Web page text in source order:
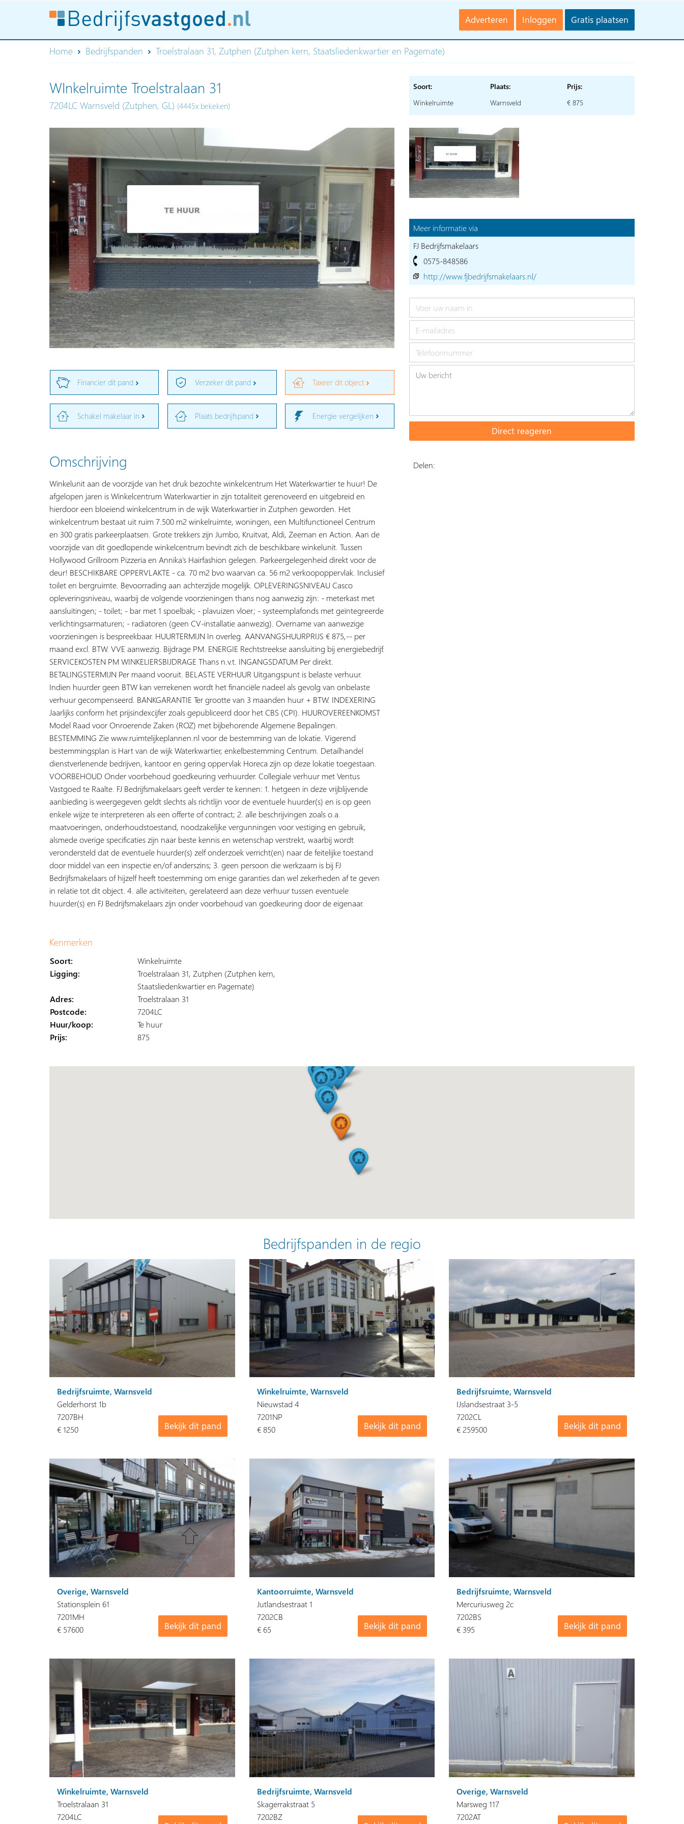
Adverteren Inloggen Gratis plaatsen
Home Bedrijfspanden Troelstralaan 31, Zutphen (Zutphen kern, Staatsliedenkwartier en Pagemate)
WInkelruimte Troelstralaan 31
7204LC Warnsveld (Zutphen, GL) (4445x bekeken)
Financier dit pand Verzeker dit pand Taxeer dit object
Schakel makelaar in Plaats bedrijfspand Energie vergelijken
Omschrijving
Winkelunit aan de voorzijde van het druk bezochte winkelcentrum Het Waterkwartier te huur! De
afgelopen jaren is Winkelcentrum Waterkwartier in zijn totaliteit gerenoveerd en uitgebreid en
hierdoor een bloeiend winkelcentrum in de wijk Waterkwartier in Zutphen geworden. Het
winkelcentrum bestaat uit ruim 7.500 m2 winkelruimte, woningen, een Multifunctioneel Centrum
en 300 gratis parkeerplaatsen. Grote trekkers zijn Jumbo, Kruitvat, Aldi, Zeeman en Action. Aan de
voorzijde van dit goedlopende winkelcentrum bevindt zich de beschikbare winkelunit. Tussen
Hollywood Grillroom Pizzeria en Annika's Hairfashion gelegen. Parkeergelegenheid direkt voor de
deur! BESCHIKBARE OPPERVLAKTE - ca. 70 m2 bvo waarvan ca. 56 m2 verkoopoppervlak. Inclusief
toilet en bergruimte. Bevoorrading aan achterzijde mogelijk. OPLEVERINGSNIVEAU Casco
opleveringsniveau, waarbij de volgende voorzieningen thans nog aanwezig zijn: - meterkast met
aansluitingen; - toilet; - bar met 1 spoelbak; - plavuizen vloer; - systeemplafonds met geïntegreerde
verlichtingsarmaturen; - radiatoren (geen CV-installatie aanwezig). Overname van aanwezige
voorzieningen is bespreekbaar. HUURTERMIJN In overleg. AANVANGSHUURPRIJS € 875,-- per
maand excl. BTW. VVE aanwezig. Bijdrage PM. ENERGIE Rechtstreekse aansluiting bij energiebedrijf.
SERVICEKOSTEN PM WINKELIERSBIJDRAGE Thans n.v.t. INGANGSDATUM Per direkt.
BETALINGSTERMIJN Per maand vooruit. BELASTE VERHUUR Uitgangspunt is belaste verhuur.
Indien huurder geen BTW kan verrekenen wordt het financiële nadeel als gevolg van onbelaste
verhuur gecompenseerd. BANKGARANTIE Ter grootte van 3 maanden huur + BTW. INDEXERING
Jaarlijks conform het prijsindexcijfer zoals gepubliceerd door het CBS (CPI). HUUROVEREENKOMST
Model Raad voor Onroerende Zaken (ROZ) met bijbehorende Algemene Bepalingen.
BESTEMMING Zie www.ruimtelijkeplannen.nl voor de bestemming van de lokatie. Vigerend
bestemmingsplan is Hart van de wijk Waterkwartier, enkelbestemming Centrum. Detailhandel
dienstverlenende bedrijven, kantoor en gering oppervlak Horeca zijn op deze lokatie toegestaan.
VOORBEHOUD Onder voorbehoud goedkeuring verhuurder. Collegiale verhuur met Ventus
Vastgoed te Raalte. FJ Bedrijfsmakelaars geeft verder te kennen: 1. hetgeen in deze vrijblijvende
aanbieding is weergegeven geldt slechts als richtlijn voor de eventuele huurder(s) en is op geen
enkele wijze te interpreteren als een offerte of contract; 2. alle beschrijvingen zoals o.a.
maatvoeringen, onderhoudstoestand, noodzakelijke vergunningen voor vestiging en gebruik,
alsmede overige specificaties zijn naar beste kennis en wetenschap verstrekt, waarbij wordt
verondersteld dat de eventuele huurder(s) zelf onderzoek verricht(en) naar de feitelijke toestand
door middel van een inspectie en/of anderszins; 3. geen persoon die werkzaam is bij FJ
Bedrijfsmakelaars of hijzelf heeft toestemming om enige garanties dan wel zekerheden af te geven
in relatie tot dit object. 4. alle activiteiten, gerelateerd aan deze verhuur tussen eventuele
huurder(s) en FJ Bedrijfsmakelaars zijn onder voorbehoud van goedkeuring door de eigenaar.
Kenmerken
Soort:
Winkelruimte
Ligging:
Troelstralaan 31, Zutphen (Zutphen kern,
Staatsliedenkwartier en Pagemate)
Adres:
Troelstralaan 31
Postcode:
7204LC
Huur/koop:
Te huur
Prijs:
875
Soort:
Winkelruimte
Plaats:
Warnsveld
Prijs:
€ 875
Meer informatie via
FJ Bedrijfsmakelaars
0575-848586
http://www.fjbedrijfsmakelaars.nl/
Delen:
Bedrijfspanden in de regio
Bedrijfsruimte, Warnsveld
Gelderhorst 1b
Bekijk dit pand
7207BH
€ 1250
Winkelruimte, Warnsveld
Nieuwstad 4
Bekijk dit pand
7201NP
€ 850
Bedrijfsruimte, Warnsveld
IJslandsestraat 3-5
Bekijk dit pand
7202CL
€ 259500
Overige, Warnsveld
Stationsplein 61
Bekijk dit pand
7201MH
€ 57600
Kantoorruimte, Warnsveld
Jutlandsestraat 1
Bekijk dit pand
7202CB
€ 65
Bedrijfsruimte, Warnsveld
Mercuriusweg 2c
Bekijk dit pand
7202BS
€ 395
Winkelruimte, Warnsveld
Troelstralaan 31
7204LC
Bedrijfsruimte, Warnsveld
Skagerrakstraat 5
7202BZ
Overige, Warnsveld
Marsweg 117
7202AT